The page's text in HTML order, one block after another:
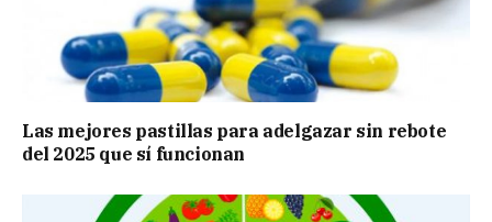
Las mejores pastillas para adelgazar sin rebote
del 2025 que sí funcionan